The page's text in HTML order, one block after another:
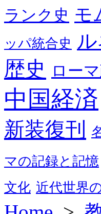
ランク史 モ
ッパ統合史
歴史 ロー
中国経済
新装復刊
マの記録と記憶
文化 近代世界